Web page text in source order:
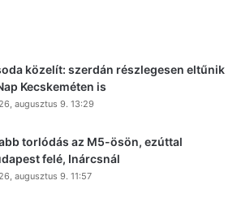
közelít: szerdán részlegesen eltűnik
Kecskeméten is
augusztus 9. 13:29
torlódás az M5-ösön, ezúttal
felé, Inárcsnál
augusztus 9. 11:57